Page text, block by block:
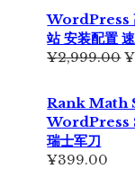
WordPress
站 安装配置
¥2,999.00 ¥
Rank Math
WordPress
瑞士军刀
¥399.00